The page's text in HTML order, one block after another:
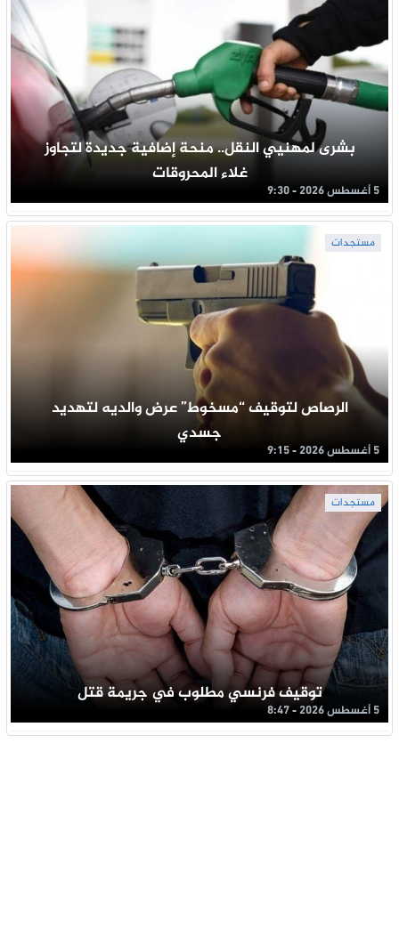
بشرى لمهنيي النقل.. منحة إضافية جديدة لتجاوز
غلاء المحروقات
5 أغسطس 2026 - 9:30
مستجدات
الرصاص لتوقيف “مسخوط” عرض والديه لتهديد
جسدي
5 أغسطس 2026 - 9:15
مستجدات
توقيف فرنسي مطلوب في جريمة قتل
5 أغسطس 2026 - 8:47